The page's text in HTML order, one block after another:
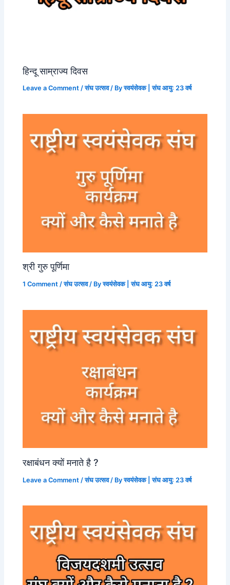
हिन्दू साम्राज्य दिवस
Leave a Comment /संघ उत्सव/ Byस्वयंसेवक | संघ आयु: 23 वर्ष
श्री गुरु पूर्णिमा
1 Comment /संघ उत्सव/ Byस्वयंसेवक | संघ आयु: 23 वर्ष
रक्षाबंधन क्यों मनाते है ?
Leave a Comment /संघ उत्सव/ Byस्वयंसेवक | संघ आयु: 23 वर्ष